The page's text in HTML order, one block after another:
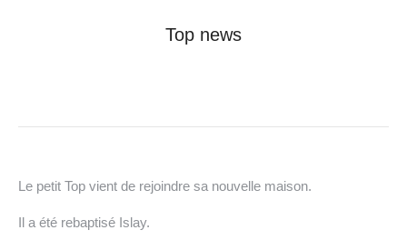
Top news
Le petit Top vient de rejoindre sa nouvelle maison.
Il a été rebaptisé Islay.